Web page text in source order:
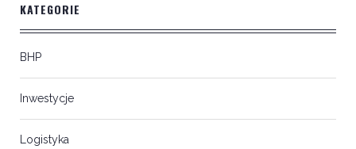
KATEGORIE
BHP
Inwestycje
Logistyka